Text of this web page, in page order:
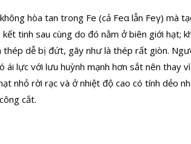
hòa tan trong Fe (cả Feα lẫn Feγ) mà
tinh sau cùng do đó nằm ở biên giới hạt;
thép dễ bị đứt, gãy như là thép rất giòn.
lực với lưu huỳnh mạnh hơn sắt nên thay
nhỏ rời rạc và ở nhiệt độ cao có tính dẻo
cắt.